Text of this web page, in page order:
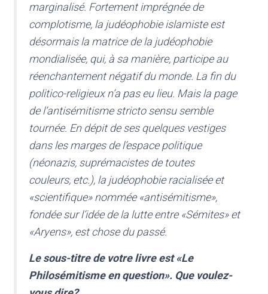
marginalisé. Fortement imprégnée de
complotisme, la judéophobie islamiste est
désormais la matrice de la judéophobie
mondialisée, qui, à sa manière, participe au
réenchantement négatif du monde. La fin du
politico-religieux n’a pas eu lieu. Mais la page
de l’antisémitisme stricto sensu semble
tournée. En dépit de ses quelques vestiges
dans les marges de l’espace politique
(néonazis, suprémacistes de toutes
couleurs, etc.), la judéophobie racialisée et
«scientifique» nommée «antisémitisme»,
fondée sur l’idée de la lutte entre «Sémites» et
«Aryens», est chose du passé.
Le sous-titre de votre livre est «Le
Philosémitisme en question». Que voulez-